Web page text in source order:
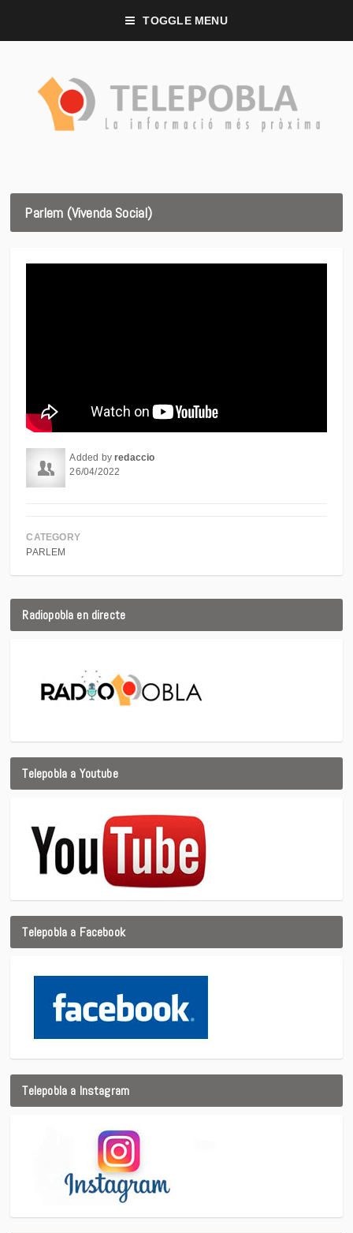
TOGGLE MENU
Parlem (Vivenda Social)
Added byredaccio
26/04/2022
CATEGORY
PARLEM
Radiopobla en directe
Telepobla a Youtube
Telepobla a Facebook
Telepobla a Instagram